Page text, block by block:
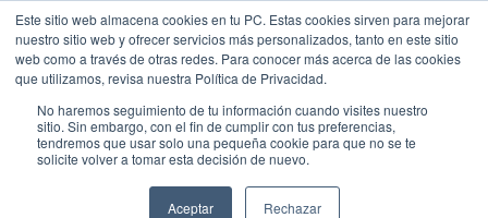
Este sitio web almacena cookies en tu PC. Estas cookies sirven para mejorar
nuestro sitio web y ofrecer servicios más personalizados, tanto en este sitio
web como a través de otras redes. Para conocer más acerca de las cookies
que utilizamos, revisa nuestra Política de Privacidad.
No haremos seguimiento de tu información cuando visites nuestro
sitio. Sin embargo, con el fin de cumplir con tus preferencias,
tendremos que usar solo una pequeña cookie para que no se te
solicite volver a tomar esta decisión de nuevo.
Aceptar Rechazar